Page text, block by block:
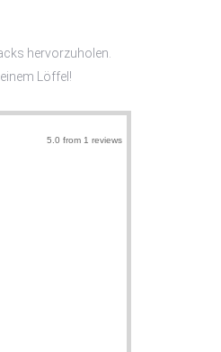
hervorzuholen.
Löffel!
5.0 from 1 reviews